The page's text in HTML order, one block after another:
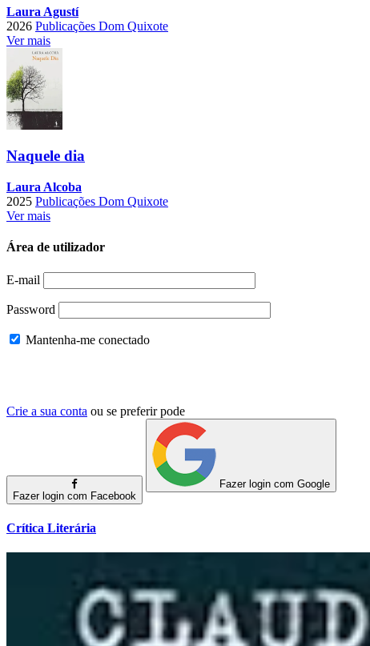
Laura Agustí
2026 Publicações Dom Quixote
Ver mais
Naquele dia
Laura Alcoba
2025 Publicações Dom Quixote
Ver mais
Área de utilizador
E-mail
Password
Mantenha-me conectado
Crie a sua conta ou se preferir pode
Fazer login com Facebook
Fazer login com Google
Crítica Literária